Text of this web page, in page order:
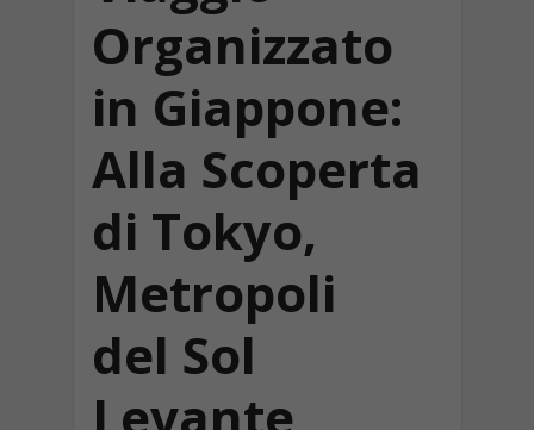
Organizzato
in Giappone:
Alla Scoperta
di Tokyo,
Metropoli
del Sol
Levante